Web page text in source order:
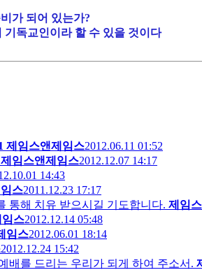
가 되어 있는가?
기독교인이라 할 수 있을 것이다
제임스앤제임스2012.06.11 01:52
제임스앤제임스2012.12.07 14:17
14:43
스2011.12.23 17:17
통해 치유 받으시길 기도합니다. 제임
스2012.12.14 05:48
임스2012.06.01 18:14
2012.12.24 15:42
배를 드리는 우리가 되게 하여 주소서.